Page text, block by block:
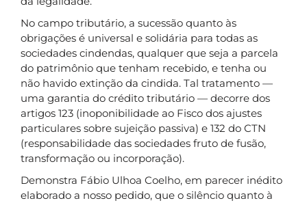
No campo tributário, a sucessão quanto às
obrigações é universal e solidária para todas as
sociedades cindendas, qualquer que seja a parcela
do patrimônio que tenham recebido, e tenha ou
não havido extinção da cindida. Tal tratamento —
uma garantia do crédito tributário — decorre dos
artigos 123 (inoponibilidade ao Fisco dos ajustes
particulares sobre sujeição passiva) e 132 do CTN
(responsabilidade das sociedades fruto de fusão,
transformação ou incorporação).
Demonstra Fábio Ulhoa Coelho, em parecer inédito
elaborado a nosso pedido, que o silêncio quanto à